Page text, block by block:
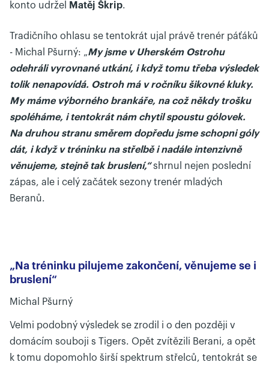
konto udržel
Matěj Škrip.
Tradičního ohlasu se tentokrát ujal právě trenér páťáků
- Michal Pšurný: „My jsme v Uherském Ostrohu
odehráli vyrovnané utkání, i když tomu třeba výsledek
tolik nenapovídá. Ostroh má v ročníku šikovné kluky.
My máme výborného brankáře, na což někdy trošku
spoléháme, i tentokrát nám chytil spoustu gólovek.
Na druhou stranu směrem dopředu jsme schopni góly
dát, i když v tréninku na střelbě i nadále intenzivně
věnujeme, stejně tak bruslení,“shrnul nejen poslední
zápas, ale i celý začátek sezony trenér mladých
Beranů.
„Na tréninku pilujeme zakončení, věnujeme se i
bruslení“
Michal Pšurný
Velmi podobný výsledek se zrodil i o den později v
domácím souboji s Tigers. Opět zvítězili Berani, a opět
k tomu dopomohlo širší spektrum střelců, tentokrát se